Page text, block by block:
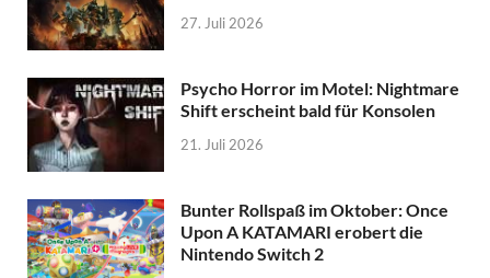
27. Juli 2026
Psycho Horror im Motel: Nightmare
Shift erscheint bald für Konsolen
21. Juli 2026
Bunter Rollspaß im Oktober: Once
Upon A KATAMARI erobert die
Nintendo Switch 2